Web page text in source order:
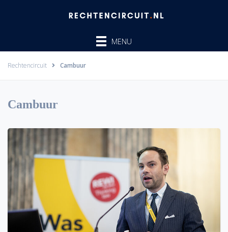
MENU
Rechtencircuit Cambuur
Cambuur